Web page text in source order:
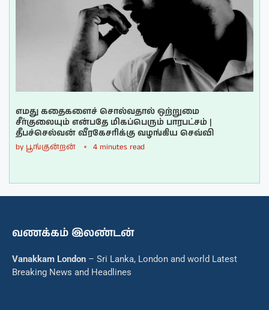
எமது கதைகளைச் சொல்வதால் ஒற்றுமை
சீர்குலையும் என்பதே மிகப்பெரும் பாரபட்சம் |
தீபச்செல்வன் வீரகேசரிக்கு வழங்கிய செவ்வி
by பூங்குன்றன் 4 minutes read
வணக்கம் இலண்டன்
Vanakkam London – Sri Lanka, London and world Latest
Breaking News and Headlines